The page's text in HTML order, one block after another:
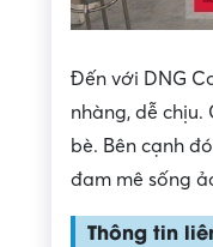
Đến với DNG
nhàng, dễ
bè. Bên cạnh
đam mê sống
Thông tin